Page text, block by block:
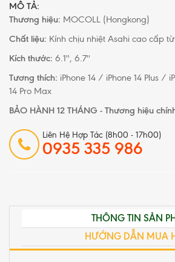
MÔ TẢ:
Thương hiệu: MOCOLL (Hongkong)
Chất liệu: Kính chịu nhiệt Asahi cao cấp
Kích thước: 6.1'', 6.7''
Tương thích: iPhone 14 / iPhone 14 Plus /
14 Pro Max
BẢO HÀNH 12 THÁNG - Thương hiệu
Liên Hệ Hợp Tác (8h00 - 17h00)
0935 335 986
THÔNG TIN SẢN
HƯỚNG DẪN MUA